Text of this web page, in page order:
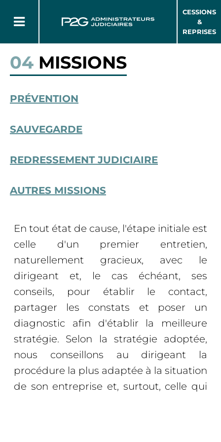
CESSIONS
&
REPRISES
04 MISSIONS
PRÉVENTION
SAUVEGARDE
REDRESSEMENT JUDICIAIRE
AUTRES MISSIONS
En tout état de cause, l'étape initiale est
celle d'un premier entretien,
naturellement gracieux, avec le
dirigeant et, le cas échéant, ses
conseils, pour établir le contact,
partager les constats et poser un
diagnostic afin d'établir la meilleure
stratégie. Selon la stratégie adoptée,
nous conseillons au dirigeant la
procédure la plus adaptée à la situation
de son entreprise et, surtout, celle qui